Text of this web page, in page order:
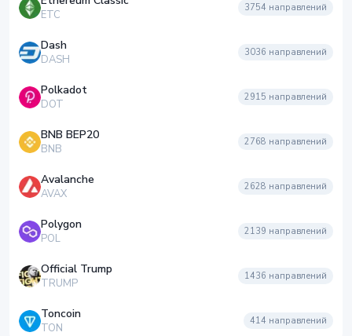
ETC
3754 направлений
Dash
DASH
3036 направлений
Polkadot
DOT
2915 направлений
BNB BEP20
BNB
2768 направлений
Avalanche
AVAX
2628 направлений
Polygon
POL
2139 направлений
Official Trump
TRUMP
1436 направлений
Toncoin
TON
414 направлений